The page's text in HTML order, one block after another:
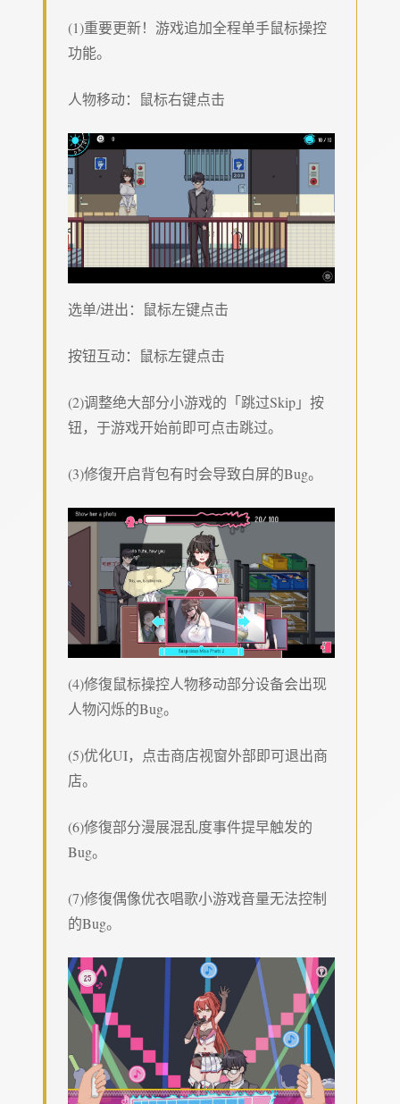
(1)重要更新！游戏追加全程单手鼠标操控
功能。
人物移动：鼠标右键点击
选单/进出：鼠标左键点击
按钮互动：鼠标左键点击
(2)调整绝大部分小游戏的「跳过Skip」按
钮，于游戏开始前即可点击跳过。
(3)修復开启背包有时会导致白屏的Bug。
(4)修復鼠标操控人物移动部分设备会出现
人物闪烁的Bug。
(5)优化UI，点击商店视窗外部即可退出商
店。
(6)修復部分漫展混乱度事件提早触发的
Bug。
(7)修復偶像优衣唱歌小游戏音量无法控制
的Bug。